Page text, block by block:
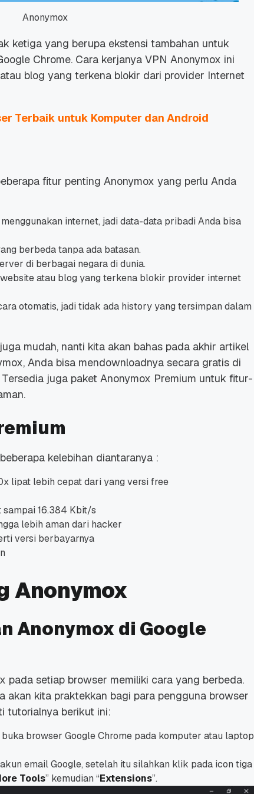
6
Untungnya?
27 Jul, 2022 3
Anonymox
ketiga yang berupa ekstensi tambahan untuk
Chrome. Cara kerjanya VPN Anonymox ini
blog yang terkena blokir dari provider Internet
Terbaik untuk Komputer dan Android
fitur penting Anonymox yang perlu Anda
internet, jadi data-data pribadi Anda bisa
berbeda tanpa ada batasan.
di berbagai negara di dunia.
atau blog yang terkena blokir provider internet
otomatis, jadi tidak ada history yang tersimpan dalam
mudah, nanti kita akan bahas pada akhir artikel
Anda bisa mendownloadnya secara gratis di
Tersedia juga paket Anonymox Premium untuk fitur-
kelebihan diantaranya :
lipat lebih cepat dari yang versi free
16.384 Kbit/s
lebih aman dari hacker
versi berbayarnya
Anonymox
Anonymox di Google
pada setiap browser memiliki cara yang berbeda.
akan kita praktekkan bagi para pengguna browser
tutorialnya berikut ini:
browser Google Chrome pada komputer atau laptop
email Google, setelah itu silahkan klik pada icon tiga
Tools” kemudian “Extensions”.